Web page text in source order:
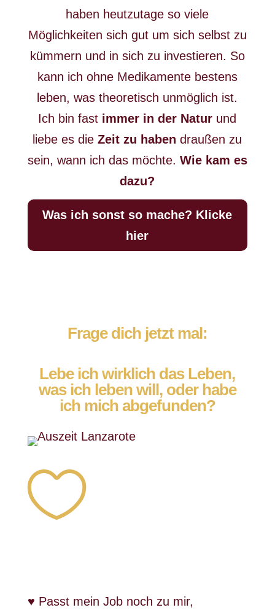
haben heutzutage so viele
Möglichkeiten sich gut um sich selbst zu
kümmern und in sich zu investieren. So
kann ich ohne Medikamente bestens
leben, was theoretisch unmöglich ist.
Ich bin fast immer in der Natur und
liebe es dieZeit zu haben draußen zu
sein, wann ich das möchte. Wie kam es
dazu?
Was ich sonst so mache? Klicke
hier
Frage dich jetzt mal:
Lebe ich wirklich das Leben,
was ich leben will, oder habe
ich mich abgefunden?

♥ Passt mein Job noch zu mir,